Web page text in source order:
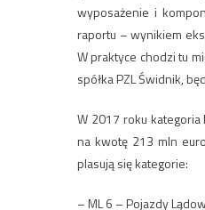
wyposażenie i
raportu – wynikiem
W praktyce chodzi tu
spółka PZL Świdnik,
W 2017 roku
na kwotę 213 mln
plasują się kategorie:
– ML 6 – Pojazdy